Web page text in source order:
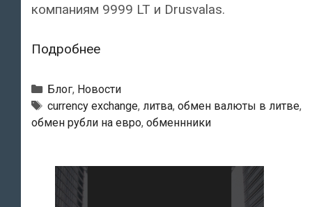
компаниям 9999 LT и Drusvalas.
ПодробнееВ
снова
появятся
обменники
Рубрики
Блог, Новости
Тэги
currency exchange, литва, обмен валюты в литве,
обмен рубли на евро, обменнники